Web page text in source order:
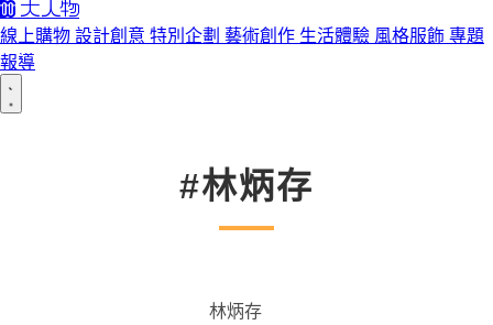
線上購物 設計創意 特別企劃 藝術創作 生活體驗 風格服飾 專題
報導
#林炳存
林炳存